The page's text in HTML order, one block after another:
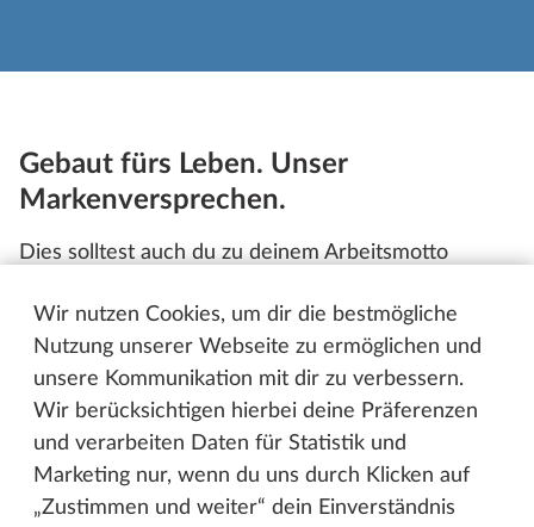
Wir nutzen Cookies, um dir die bestmögliche
Nutzung unserer Webseite zu ermöglichen und
unsere Kommunikation mit dir zu verbessern.
Wir berücksichtigen hierbei deine Präferenzen
und verarbeiten Daten für Statistik und
Marketing nur, wenn du uns durch Klicken auf
„Zustimmen und weiter“ dein Einverständnis
Gebaut fürs Leben. Unser
Markenversprechen.
Dies solltest auch du zu deinem Arbeitsmotto
Hersteller von Caravans anstrebst. Bewirb dich für
eine herausfordernde Tätigkeit an unserem
Traditionsstandort Fockbek in Schleswig-Holstein
mit über 1.200 Beschäftigten. In einer der
europaweit größten Produktionsstätten im Caravan-
und Reisemobilbau entstehen jedes Jahr mehr als
15.000 Fahrzeuge – Gebaut mit höchster Qualität